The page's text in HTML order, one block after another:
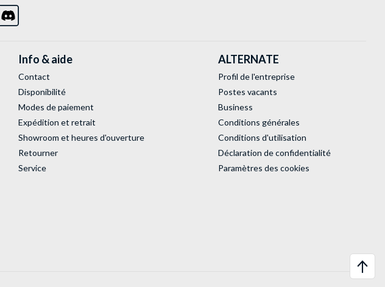
Info & aide
Contact
Disponibilité
Modes de paiement
Expédition et retrait
Showroom et heures d'ouverture
Retourner
Service
ALTERNATE
Profil de l'entreprise
Postes vacants
Business
Conditions générales
Conditions d'utilisation
Déclaration de confidentialité
Paramètres des cookies